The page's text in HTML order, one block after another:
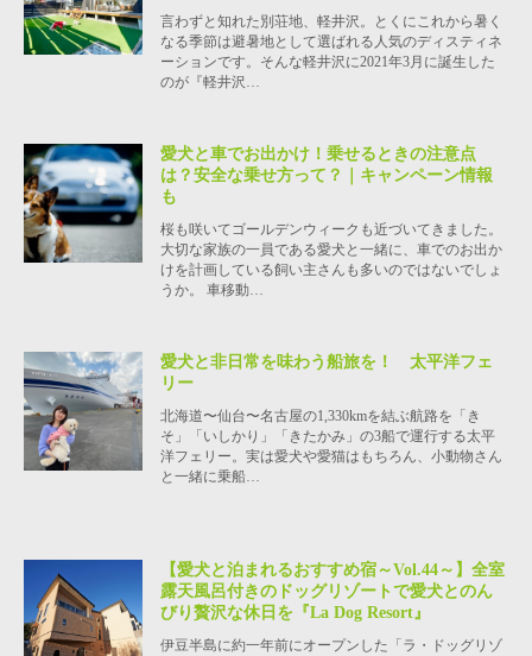
言わずと知れた別荘地、軽井沢。とくにこれから暑く
なる季節は避暑地として選ばれる人気のディスティネ
ーションです。そんな軽井沢に2021年3月に誕生した
のが『軽井沢…
愛犬と車でお出かけ！乗せるときの注意点
は？安全な乗せ方って？｜キャンペーン情報
も
桜も咲いてゴールデンウィークも近づいてきました。
大切な家族の一員である愛犬と一緒に、車でのお出か
けを計画している飼い主さんも多いのではないでしょ
うか。 車移動…
愛犬と非日常を味わう船旅を！ 太平洋フェ
リー
北海道〜仙台〜名古屋の1,330kmを結ぶ航路を「き
そ」「いしかり」「きたかみ」の3船で運行する太平
洋フェリー。実は愛犬や愛猫はもちろん、小動物さん
と一緒に乗船…
【愛犬と泊まれるおすすめ宿～Vol.44～】全室
露天風呂付きのドッグリゾートで愛犬とのん
びり贅沢な休日を『La Dog Resort』
伊豆半島に約一年前にオープンした「ラ・ドッグリゾ